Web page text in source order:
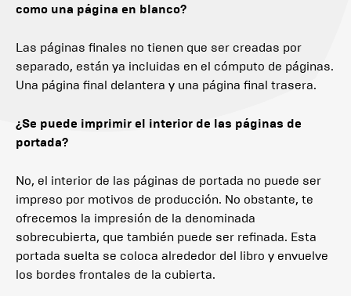
como una página en blanco?
Las páginas finales no tienen que ser creadas por
separado, están ya incluidas en el cómputo de páginas.
Una página final delantera y una página final trasera.
¿Se puede imprimir el interior de las páginas de
portada?
No, el interior de las páginas de portada no puede ser
impreso por motivos de producción. No obstante, te
ofrecemos la impresión de la denominada
sobrecubierta, que también puede ser refinada. Esta
portada suelta se coloca alrededor del libro y envuelve
los bordes frontales de la cubierta.